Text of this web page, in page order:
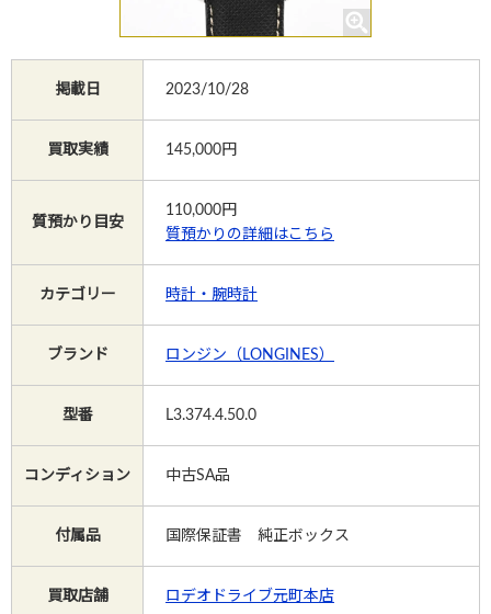
お買物
質預かり
電話で相談する
掲載日 2023/10/28
買取実績 145,000円
質預かり目安
110,000円
質預かりの詳細はこちら
カテゴリー 時計・腕時計
ブランド ロンジン（LONGINES）
型番 L3.374.4.50.0
コンディション 中古SA品
付属品 国際保証書 純正ボックス
買取店舗 ロデオドライブ元町本店